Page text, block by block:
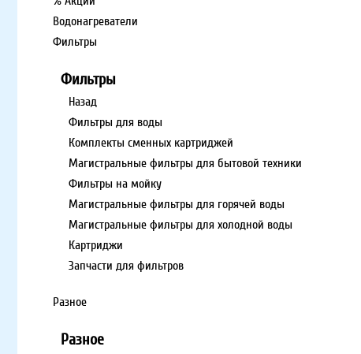
Водонагреватели
Фильтры
Фильтры
Назад
Фильтры для воды
Комплекты сменных картриджей
Магистральные фильтры для бытовой техники
Фильтры на мойку
Магистральные фильтры для горячей воды
Магистральные фильтры для холодной воды
Картриджи
Запчасти для фильтров
Разное
Разное